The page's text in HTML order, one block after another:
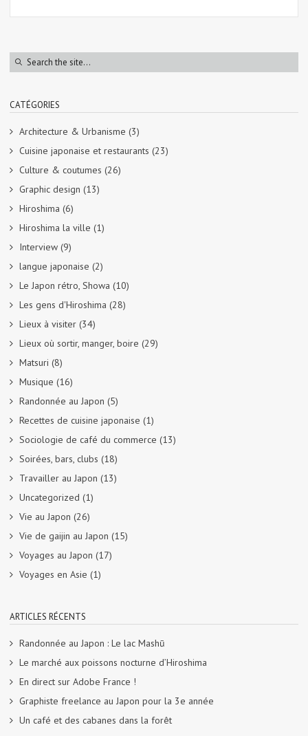
CATÉGORIES
Architecture & Urbanisme (3)
Cuisine japonaise et restaurants (23)
Culture & coutumes (26)
Graphic design (13)
Hiroshima (6)
Hiroshima la ville (1)
Interview (9)
langue japonaise (2)
Le Japon rétro, Showa (10)
Les gens d'Hiroshima (28)
Lieux à visiter (34)
Lieux où sortir, manger, boire (29)
Matsuri (8)
Musique (16)
Randonnée au Japon (5)
Recettes de cuisine japonaise (1)
Sociologie de café du commerce (13)
Soirées, bars, clubs (18)
Travailler au Japon (13)
Uncategorized (1)
Vie au Japon (26)
Vie de gaijin au Japon (15)
Voyages au Japon (17)
Voyages en Asie (1)
ARTICLES RÉCENTS
Randonnée au Japon : Le lac Mashū
Le marché aux poissons nocturne d’Hiroshima
En direct sur Adobe France !
Graphiste freelance au Japon pour la 3e année
Un café et des cabanes dans la forêt